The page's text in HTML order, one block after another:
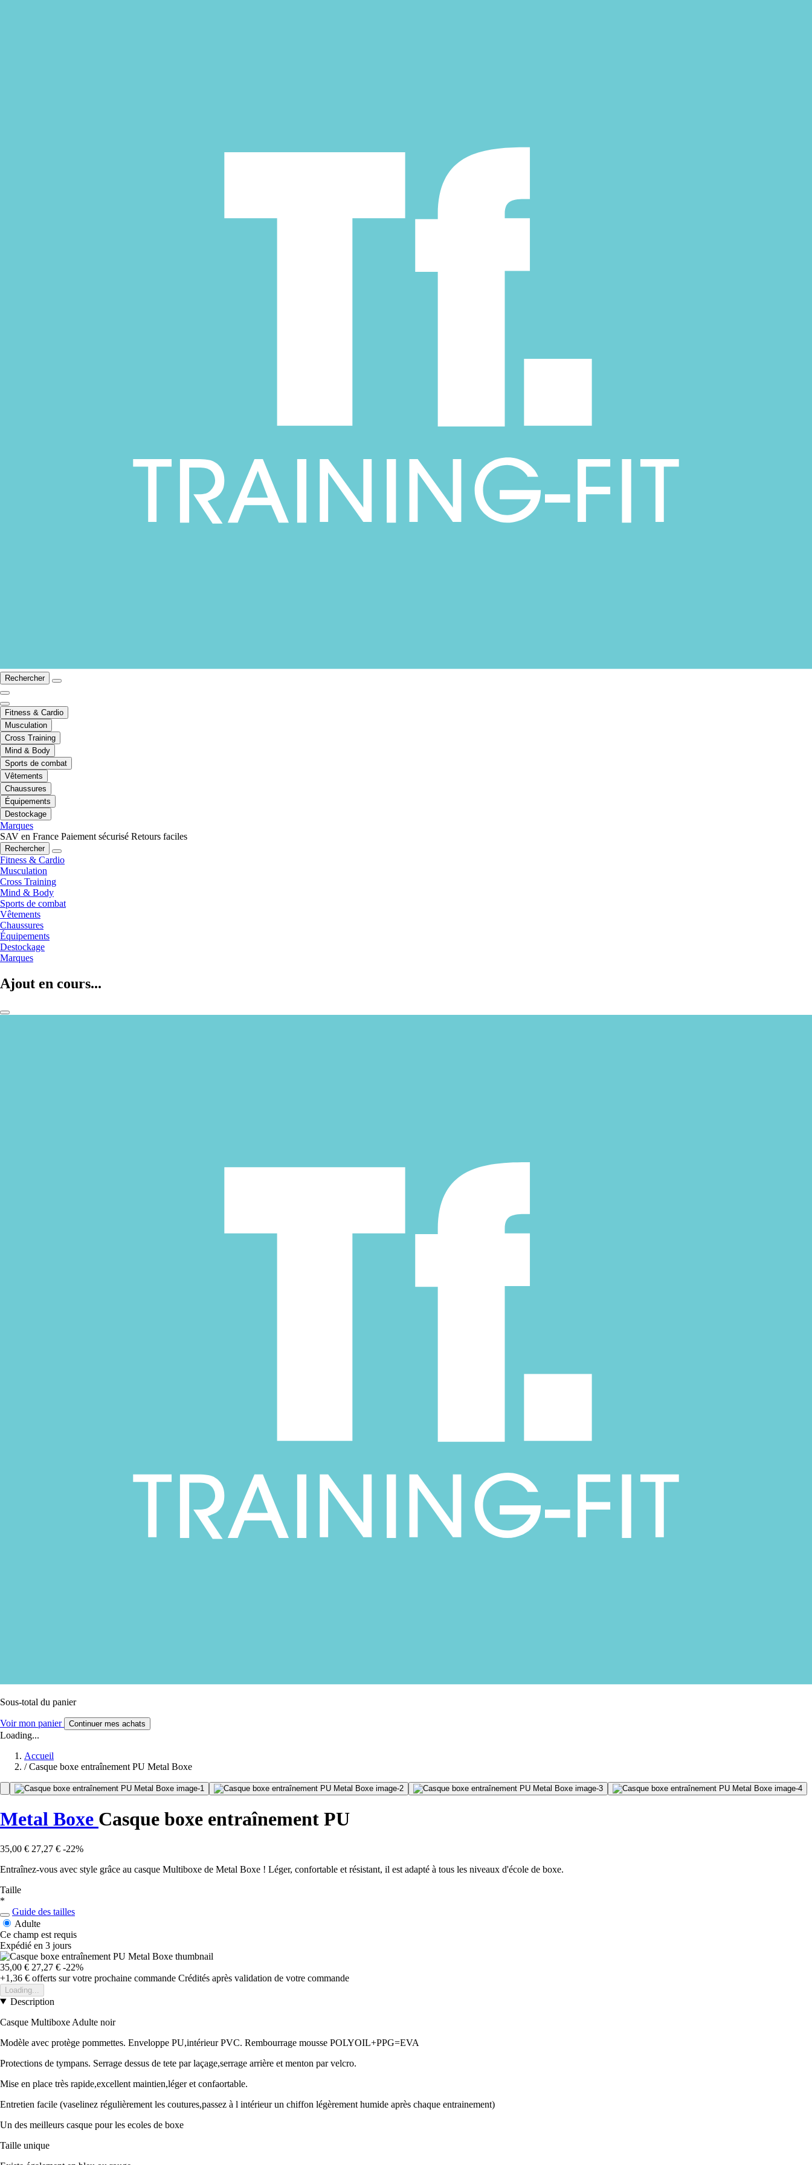
Rechercher
Fitness & Cardio
Musculation
Cross Training
Mind & Body
Sports de combat
Vêtements
Chaussures
Équipements
Destockage
Marques
SAV en France Paiement sécurisé Retours faciles
Rechercher
Fitness & Cardio
Musculation
Cross Training
Mind & Body
Sports de combat
Vêtements
Chaussures
Équipements
Destockage
Marques
Ajout en cours...
Sous-total du panier
Voir mon panier Continuer mes achats
Loading...
Accueil
/ Casque boxe entraînement PU Metal Boxe
Metal Boxe Casque boxe entraînement PU
35,00 € 27,27 € -22%
Entraînez-vous avec style grâce au casque Multiboxe de Metal Boxe ! Léger, confortable et résistant, il est adapté à tous les niveaux d'école de boxe.
Taille
*
Guide des tailles
Adulte
Ce champ est requis
Expédié en 3 jours
35,00 € 27,27 € -22%
+1,36 € offerts sur votre prochaine commande Crédités après validation de votre commande
Loading...
Description
Casque Multiboxe Adulte noir
Modèle avec protège pommettes. Enveloppe PU,intérieur PVC. Rembourrage mousse POLYOIL+PPG=EVA
Protections de tympans. Serrage dessus de tete par laçage,serrage arrière et menton par velcro.
Mise en place très rapide,excellent maintien,léger et confaortable.
Entretien facile (vaselinez régulièrement les coutures,passez à l intérieur un chiffon légèrement humide après chaque entrainement)
Un des meilleurs casque pour les ecoles de boxe
Taille unique